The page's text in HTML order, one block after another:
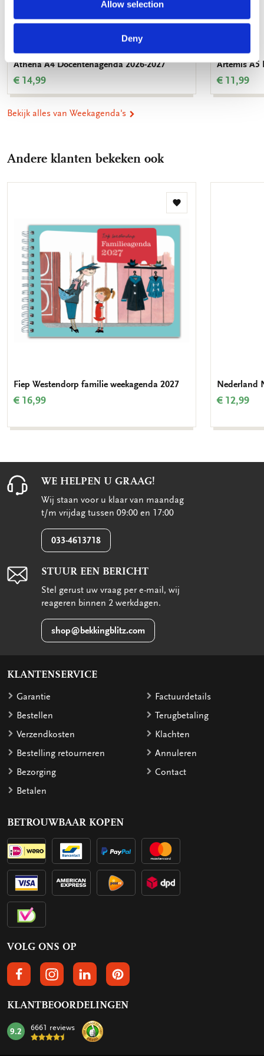
Allow selection
Deny
Athena A4 Docentenagenda 2026-2027
€ 14,99
Artemis A5
€ 11,99
Bekijk alles van Weekagenda's
Andere klanten bekeken ook
Toevoegen
verlanglijst
Fiep Westendorp familie weekagenda 2027
€ 16,99
Nederland
€ 12,99
WE HELPEN U GRAAG!
Wij staan voor u klaar van maandag
t/m vrijdag tussen 09:00 en 17:00
033-4613718
STUUR EEN BERICHT
Stel gerust uw vraag per e-mail, wij
reageren binnen 2 werkdagen.
shop@bekkingblitz.com
KLANTENSERVICE
Garantie
Bestellen
Verzendkosten
Bestelling retourneren
Bezorging
Betalen
Factuurdetails
Terugbetaling
Klachten
Annuleren
Contact
BETROUWBAAR KOPEN
VOLG ONS OP
VOLGS ONS OP FACEBOOK
VOLG ONS OP INSTAGRAM
VOLG ONS OP LINKEDIN
VOLG ONS OP PINTEREST
KLANTBEOORDELINGEN
mark:
9.2 6661 reviews